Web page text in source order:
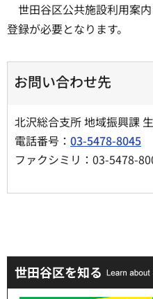
世田谷区公共施設利用案
登録が必要となります。
お問い合わせ先
北沢総合支所 地域振興課
電話番号： 03-5478-8045
ファクシミリ：03-5478-
世田谷区を知る